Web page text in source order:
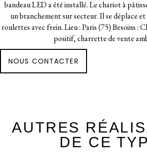
bandeau LED a été installé. Le chariot à
un branchement sur secteur. Il se déplace et
roulettes avec frein. Lieu : Paris (75) Besoins :
positif, charrette de vente
NOUS CONTACTER
AUTRES
DE CE